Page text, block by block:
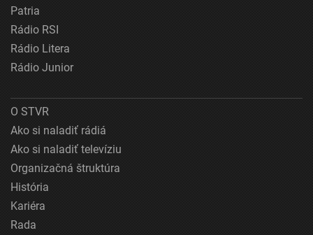
Patria
Rádio RSI
Rádio Litera
Rádio Junior
O STVR
Ako si naladiť rádiá
Ako si naladiť televíziu
Organizačná štruktúra
História
Kariéra
Rada